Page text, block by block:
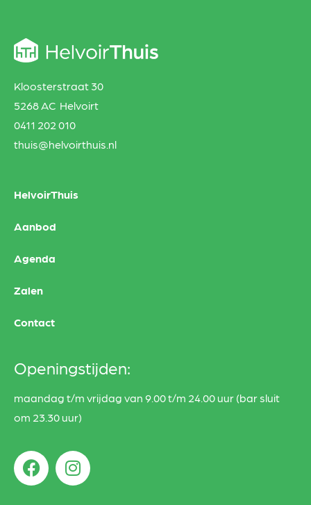
Kloosterstraat 30
5268 AC Helvoirt
0411 202 010
thuis@helvoirthuis.nl
HelvoirThuis
Aanbod
Agenda
Zalen
Contact
Openingstijden:
maandag t/m vrijdag van 9.00 t/m 24.00 uur (bar sluit
om 23.30 uur)